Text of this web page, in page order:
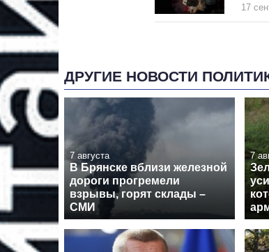
17
ДРУГИЕ НОВОСТИ
7 августа
В Брянске вблизи железной
дороги прогремели
взрывы, горят склады –
СМИ
7